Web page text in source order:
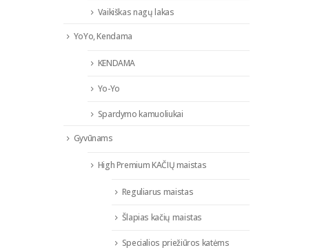
Vaikiškas nagų lakas
YoYo, Kendama
KENDAMA
Yo-Yo
Spardymo kamuoliukai
Gyvūnams
High Premium KAČIŲ maistas
Reguliarus maistas
Šlapias kačių maistas
Specialios priežiūros katėms